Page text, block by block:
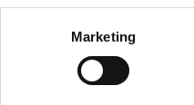
Marketing